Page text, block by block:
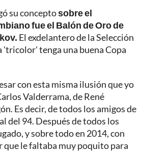
su conceptosobre el
fue el Balón de Oro de
El exdelantero de la Selección
'tricolor' tenga una buena Copa
con esta misma ilusión que yo
Valderrama, de René
Es decir, de todos los amigos de
del 94. Después de todos los
y sobre todo en 2014, con
que le faltaba muy poquito para